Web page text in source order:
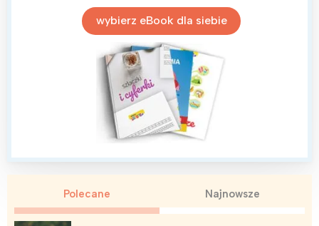
wybierz eBook dla siebie
Polecane Najnowsze